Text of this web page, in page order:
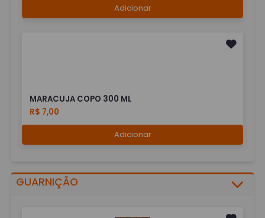
Adicionar
MARACUJA COPO 300 ML
R$ 7,00
Adicionar
GUARNIÇÃO